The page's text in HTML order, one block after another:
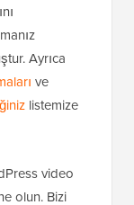
Ayrıca
ve
listemize
video
olun. Bizi